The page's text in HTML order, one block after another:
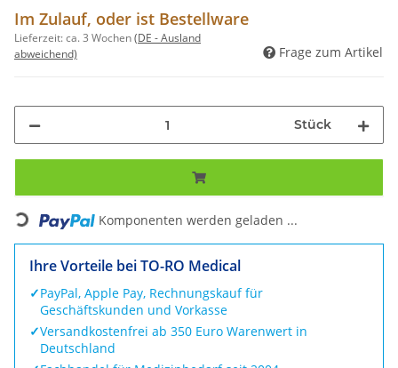
Im Zulauf, oder ist Bestellware
Lieferzeit:ca. 3 Wochen(DE - Ausland
abweichend)
Frage zum Artikel
Stück
Loading... Komponenten werden geladen ...
Ihre Vorteile bei TO-RO Medical
✓PayPal, Apple Pay, Rechnungskauf für
Geschäftskunden und Vorkasse
✓Versandkostenfrei ab 350 Euro Warenwert in
Deutschland